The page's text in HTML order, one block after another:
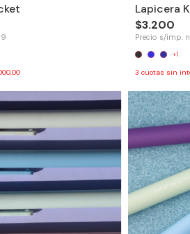
Lapicera
$3.200
Precio s/imp.
+1
3 cuotas sin